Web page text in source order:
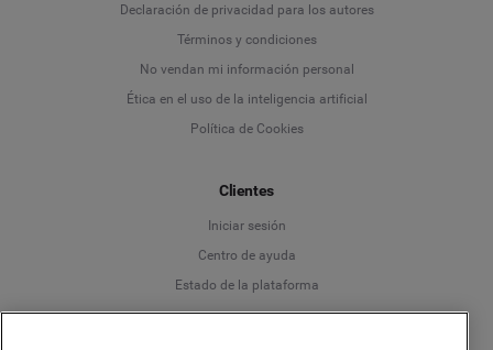
Declaración de privacidad para los autores
Términos y condiciones
No vendan mi información personal
Ética en el uso de la inteligencia artificial
Política de Cookies
Clientes
Iniciar sesión
Centro de ayuda
Estado de la plataforma
Deutsch